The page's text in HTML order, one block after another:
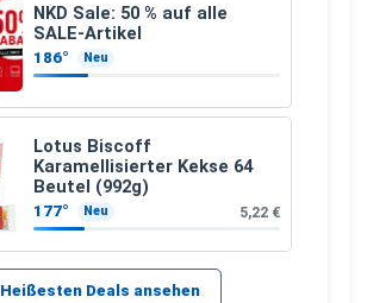
NKD Sale: 50 % auf alle
SALE-Artikel
186° Neu
Lotus Biscoff
Karamellisierter Kekse 64
Beutel (992g)
177° Neu 5,22 €
Heißesten Deals ansehen